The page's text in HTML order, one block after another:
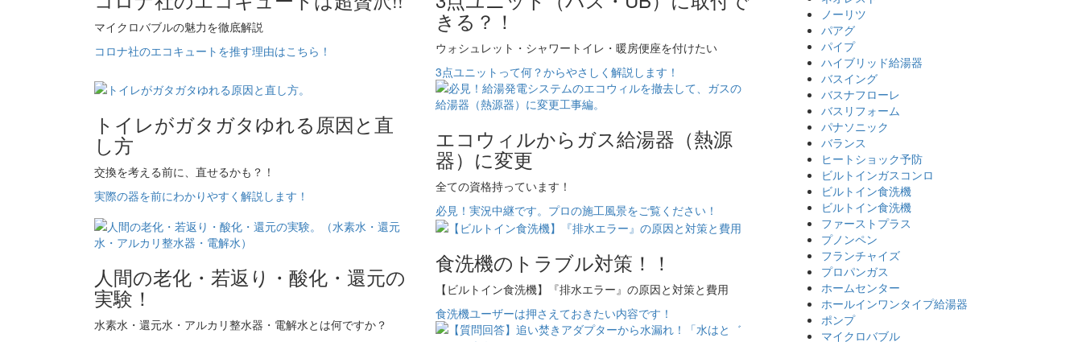
マイクロバブルの魅力を徹底解説
コロナ社のエコキュートを推す理由はこちら！
きる？！
ウォシュレット・シャワートイレ・暖房便座を付けたい
3点ユニットって何？からやさしく解説します！
トイレがガタガタゆれる原因と直
し方
交換を考える前に、直せるかも？！
実際の器を前にわかりやすく解説します！
エコウィルからガス給湯器（熱源
器）に変更
全ての資格持っています！
必見！実況中継です。プロの施工風景をご覧ください！
人間の老化・若返り・酸化・還元の
実験！
水素水・還元水・アルカリ整水器・電解水とは何ですか？
食洗機のトラブル対策！！
【ビルトイン食洗機】『排水エラー』の原因と対策と費用
食洗機ユーザーは押さえておきたい内容です！
ノーリツ
パアグ
パイプ
ハイブリッド給湯器
バスイング
バスナフローレ
バスリフォーム
パナソニック
バランス
ヒートショック予防
ビルトインガスコンロ
ビルトイン食洗機
ビルトイン食洗機
ファーストプラス
プノンペン
フランチャイズ
プロパンガス
ホームセンター
ホールインワンタイプ給湯器
ポンプ
マイクロバブル